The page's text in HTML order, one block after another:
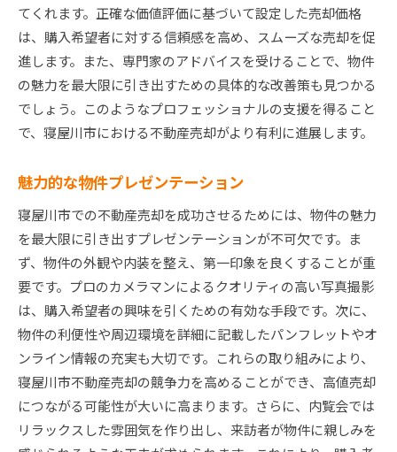
てくれます。正確な価値評価に基づいて設定した売却価格
は、購入希望者に対する信頼感を高め、スムーズな売却を促
進します。また、専門家のアドバイスを受けることで、物件
の魅力を最大限に引き出すための具体的な改善策も見つかる
でしょう。このようなプロフェッショナルの支援を得ること
で、寝屋川市における不動産売却がより有利に進展します。
魅力的な物件プレゼンテーション
寝屋川市での不動産売却を成功させるためには、物件の魅力
を最大限に引き出すプレゼンテーションが不可欠です。ま
ず、物件の外観や内装を整え、第一印象を良くすることが重
要です。プロのカメラマンによるクオリティの高い写真撮影
は、購入希望者の興味を引くための有効な手段です。次に、
物件の利便性や周辺環境を詳細に記載したパンフレットやオ
ンライン情報の充実も大切です。これらの取り組みにより、
寝屋川市不動産売却の競争力を高めることができ、高値売却
につながる可能性が大いに高まります。さらに、内覧会では
リラックスした雰囲気を作り出し、来訪者が物件に親しみを